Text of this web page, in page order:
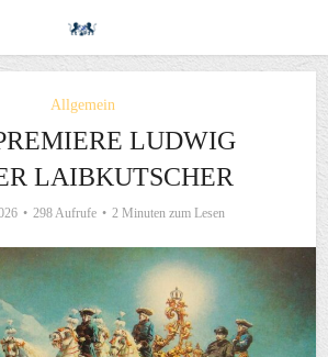
Allgemein
LUDWIG
LAIBKUTSCHER
298 Aufrufe 2 Minuten zum Lesen